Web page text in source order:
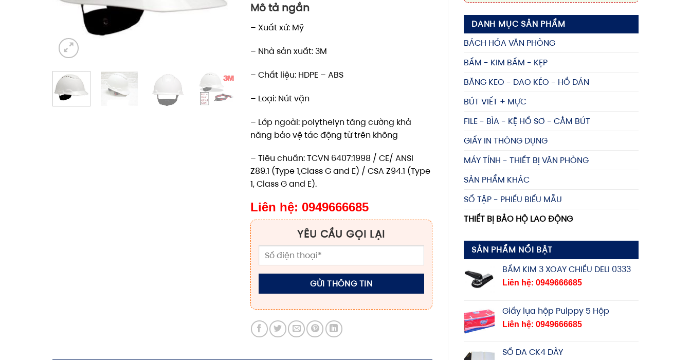
DANH MỤC SẢN PHẨM
BÁCH HÓA VĂN PHÒNG
BẤM - KIM BẤM - KẸP
BĂNG KEO - DAO KÉO - HỒ DÁN
BÚT VIẾT + MỰC
FILE - BÌA - KỆ HỒ SƠ - CẮM BÚT
GIẤY IN THÔNG DỤNG
MÁY TÍNH - THIẾT BỊ VĂN PHÒNG
SẢN PHẨM KHÁC
SỔ TẬP - PHIẾU BIỂU MẪU
THIẾT BỊ BẢO HỘ LAO ĐỘNG
SẢN PHẨM NỔI BẬT
BẤM KIM 3 XOAY CHIỀU DELI 0333
Liên hệ: 0949666685
Giấy lụa hộp Pulppy 5 Hộp
Liên hệ: 0949666685
SỔ DA CK4 DÀY
Mô tả ngắn
– Xuất xứ: Mỹ
– Nhà sản xuất: 3M
– Chất liệu: HDPE – ABS
– Loại: Nút vặn
– Lớp ngoài: polythelyn tăng cường khả
năng bảo vệ tác động từ trên không
– Tiêu chuẩn:TCVN 6407:1998 / CE/ ANSI
Z89.1 (Type 1,Class G and E) / CSA Z94.1 (Type
1, Class G and E).
Liên hệ: 0949666685
YÊU CẦU GỌI LẠI